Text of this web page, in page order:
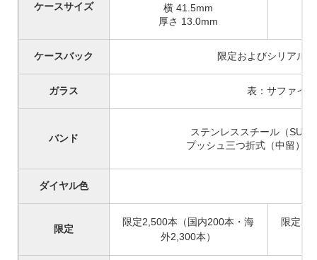
ケースサイズ
横 41.5mm
厚さ 13.0mm
ケースバック 限定およびシリアル
ガラス 表：サファイ
バンド
ステンレススチール（
プッシュ三つ折式（中留）
ダイヤル色
限定
限定2,500本（国内200本・海
外2,300本）
限定